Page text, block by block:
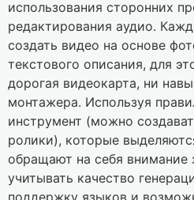
использования сторонних
редактирования аудио.
создать видео на основе
текстового описания, для
дорогая видеокарта, ни
монтажера. Используя
инструмент (можно
ролики), которые
обращают на себя внимание
учитывать качество
поддержку языков и